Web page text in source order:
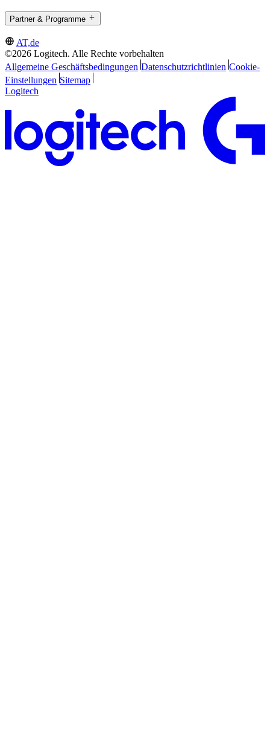
Partner & Programme
AT,de
©2026 Logitech. Alle Rechte vorbehalten
Allgemeine Geschäftsbedingungen Datenschutzrichtlinien Cookie-
Einstellungen Sitemap
Logitech